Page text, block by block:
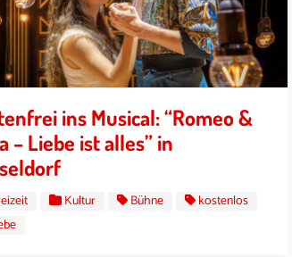
ins Musical: “Romeo &
– Liebe ist alles” in
Kultur Bühne
kostenlos